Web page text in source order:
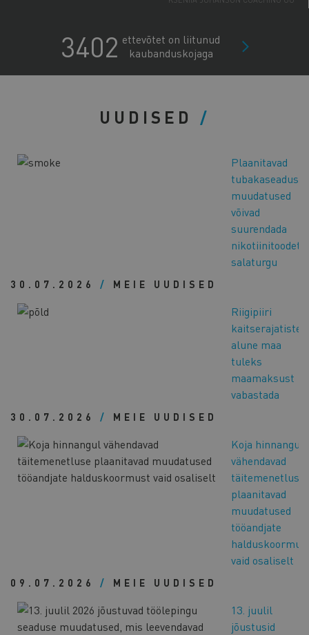
NORDIK WELLNESS OÜ
ECOSH LIFE OÜ
NORDLAND TRAVEL OÜ
3402 ettevõtet on liitunud
kaubanduskojaga
UUDISED
Plaanitavad
tubakaseaduse
muudatused
võivad
suurendada
nikotiinitoodete
salaturgu
30.07.2026 / MEIE UUDISED
Riigipiiri
kaitserajatiste
alune maa
tuleks
maamaksust
vabastada
30.07.2026 / MEIE UUDISED
Koja hinnangul
vähendavad
täitemenetluse
plaanitavad
muudatused
tööandjate
vaid osaliselt
09.07.2026 / MEIE UUDISED
13. juulil
jõustusid